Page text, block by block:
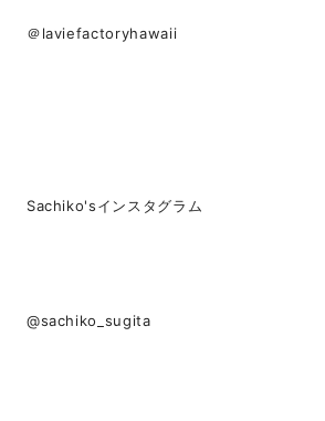
＠laviefactoryhawaii
Sachiko'sインスタグラム
@sachiko_sugita